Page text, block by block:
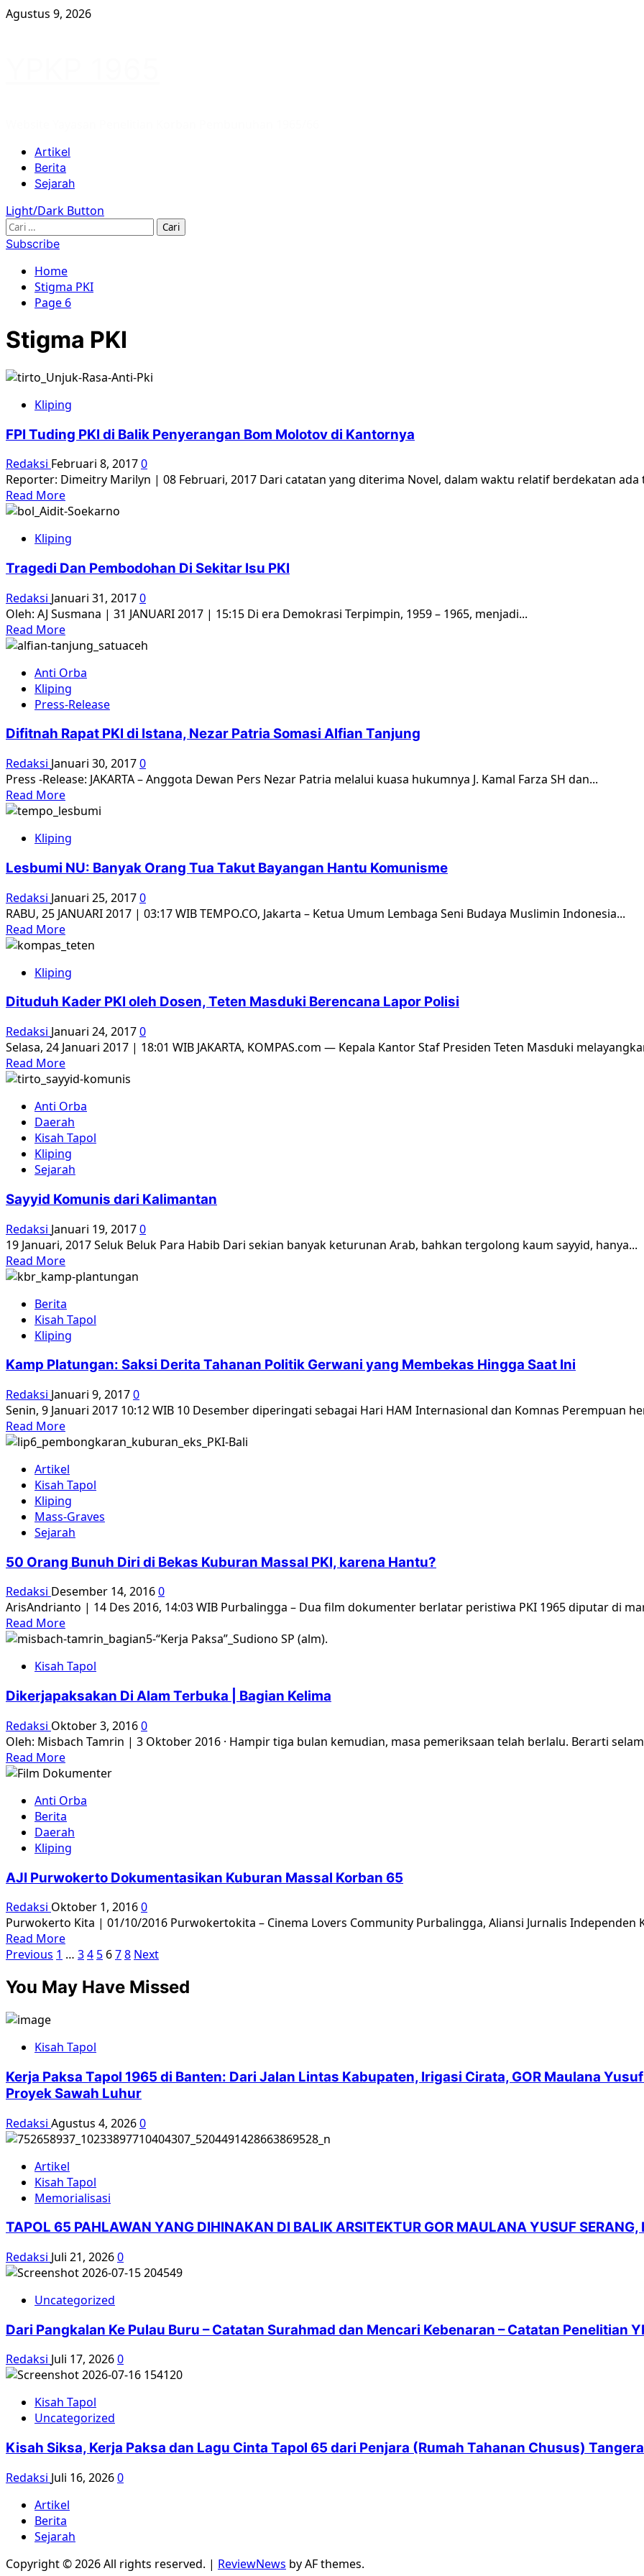
Skip
Agustus 9, 2026
Primary
Menu
Artikel
Berita
Sejarah
Light/Dark Button
Cari
untuk:
Subscribe
Home
Stigma PKI
Page 6
Stigma PKI
Kliping
FPI Tuding PKI di Balik Penyerangan Bom Molotov di Kantornya
Redaksi Februari 8, 20170
Reporter: Dimeitry Marilyn | 08 Februari, 2017 Dari catatan yang diterima Novel, dalam waktu relatif berdekatan ada
Read MoreRead
more
FPI
PKI
Balik
Penyerangan
Bom
Molotov
di
Kantornya
Kliping
Tragedi Dan Pembodohan Di Sekitar Isu PKI
Redaksi Januari 31, 20170
Oleh: AJ Susmana | 31 JANUARI 2017 | 15:15 Di era Demokrasi Terpimpin, 1959 – 1965, menjadi...
Read MoreRead
more
Tragedi
Dan
Pembodohan
Sekitar
PKI
Anti Orba
Kliping
Press-Release
Difitnah Rapat PKI di Istana, Nezar Patria Somasi Alfian Tanjung
Redaksi Januari 30, 20170
Press -Release: JAKARTA – Anggota Dewan Pers Nezar Patria melalui kuasa hukumnya J. Kamal Farza SH dan...
Read MoreRead
more
Difitnah
PKI
Istana,
Nezar
Patria
Somasi
Alfian
Tanjung
Kliping
Lesbumi NU: Banyak Orang Tua Takut Bayangan Hantu Komunisme
Redaksi Januari 25, 20170
RABU, 25 JANUARI 2017 | 03:17 WIB TEMPO.CO, Jakarta – Ketua Umum Lembaga Seni Budaya Muslimin Indonesia...
Read MoreRead
more
Lesbumi
Banyak
Orang
Tua
Takut
Bayangan
Hantu
Komunisme
Kliping
Dituduh Kader PKI oleh Dosen, Teten Masduki Berencana Lapor Polisi
Redaksi Januari 24, 20170
Selasa, 24 Januari 2017 | 18:01 WIB JAKARTA, KOMPAS.com — Kepala Kantor Staf Presiden Teten Masduki
Read MoreRead
more
Dituduh
Kader
PKI
oleh
Dosen,
Masduki
Lapor
Polisi
Anti Orba
Daerah
Kisah Tapol
Kliping
Sejarah
Sayyid Komunis dari Kalimantan
Redaksi Januari 19, 20170
19 Januari, 2017 Seluk Beluk Para Habib Dari sekian banyak keturunan Arab, bahkan tergolong kaum sayyid, hanya...
Read MoreRead
more
Sayyid
Komunis
dari
Berita
Kisah Tapol
Kliping
Kamp Platungan: Saksi Derita Tahanan Politik Gerwani yang Membekas Hingga Saat Ini
Redaksi Januari 9, 20170
Senin, 9 Januari 2017 10:12 WIB 10 Desember diperingati sebagai Hari HAM Internasional dan Komnas Perempuan
Read MoreRead
more
Kamp
Platungan:
Saksi
Derita
Tahanan
Gerwani
yang
Membekas
Hingga
Saat
Ini
Artikel
Kisah Tapol
Kliping
Mass-Graves
Sejarah
50 Orang Bunuh Diri di Bekas Kuburan Massal PKI, karena Hantu?
Redaksi Desember 14, 20160
ArisAndrianto | 14 Des 2016, 14:03 WIB Purbalingga – Dua film dokumenter berlatar peristiwa PKI 1965 diputar di
Read MoreRead
more
50
Bunuh
di
Bekas
Kuburan
Massal
PKI,
karena
Hantu?
Kisah Tapol
Dikerjapaksakan Di Alam Terbuka | Bagian Kelima
Redaksi Oktober 3, 20160
Oleh: Misbach Tamrin | 3 Oktober 2016 · Hampir tiga bulan kemudian, masa pemeriksaan telah berlalu. Berarti
Read MoreRead
more
Dikerjapaksakan
Di
Alam
Terbuka
Bagian
Kelima
Anti Orba
Berita
Daerah
Kliping
AJI Purwokerto Dokumentasikan Kuburan Massal Korban 65
Redaksi Oktober 1, 20160
Purwokerto Kita | 01/10/2016 Purwokertokita – Cinema Lovers Community Purbalingga, Aliansi Jurnalis Independen
Read MoreRead
more
AJI
Purwokerto
Massal
65
Paginasi
pos
Previous 1 … 34 5 678 Next
You May Have Missed
Kisah Tapol
Kerja Paksa Tapol 1965 di Banten: Dari Jalan Lintas Kabupaten, Irigasi Cirata, GOR Maulana
Proyek Sawah Luhur
Redaksi Agustus 4, 20260
Artikel
Kisah Tapol
Memorialisasi
TAPOL 65 PAHLAWAN YANG DIHINAKAN DI BALIK ARSITEKTUR GOR MAULANA YUSUF SERANG,
Redaksi Juli 21, 20260
Uncategorized
Dari Pangkalan Ke Pulau Buru – Catatan Surahmad dan Mencari Kebenaran – Catatan Penelitian
Redaksi Juli 17, 20260
Kisah Tapol
Uncategorized
Kisah Siksa, Kerja Paksa dan Lagu Cinta Tapol 65 dari Penjara (Rumah Tahanan Chusus)
Redaksi Juli 16, 20260
Artikel
Berita
Sejarah
Copyright © 2026 All rights reserved. | ReviewNews by AF themes.